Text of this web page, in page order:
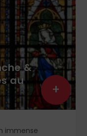
&
au
immense
+